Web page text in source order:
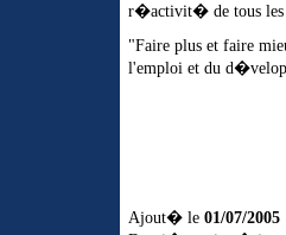
r�activit� de tous les
"Faire plus et faire
l'emploi et du
Ajout� le 01/07/2005